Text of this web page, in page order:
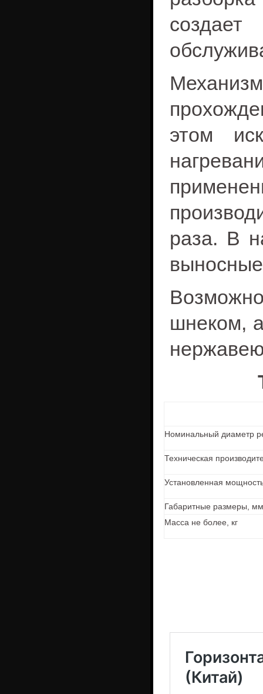
этом
раза. В
шнеком,
Номинальный диаметр
Техническая
Установленная
Габаритные размеры, мм
Масса не более, кг